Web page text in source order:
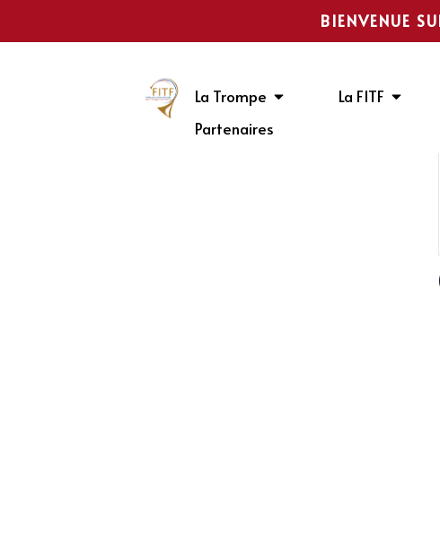
BIENVENUE
La Trompe La FITF
Partenaires